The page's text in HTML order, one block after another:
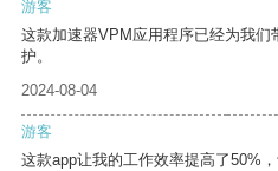
游客
这款加速器VPM应用程序已经为我
护。
2024-08-04
游客
这款app让我的工作效率提高了50%